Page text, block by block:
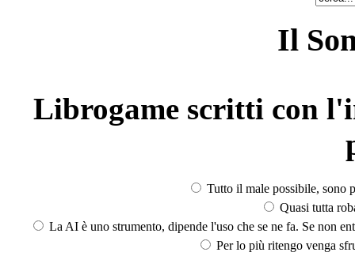
Il
Librogame scritti con
Tutto il male possibile, sono
Quasi tutta
La AI è uno strumento, dipende l'uso che se ne fa. Se non
Per lo più ritengo venga